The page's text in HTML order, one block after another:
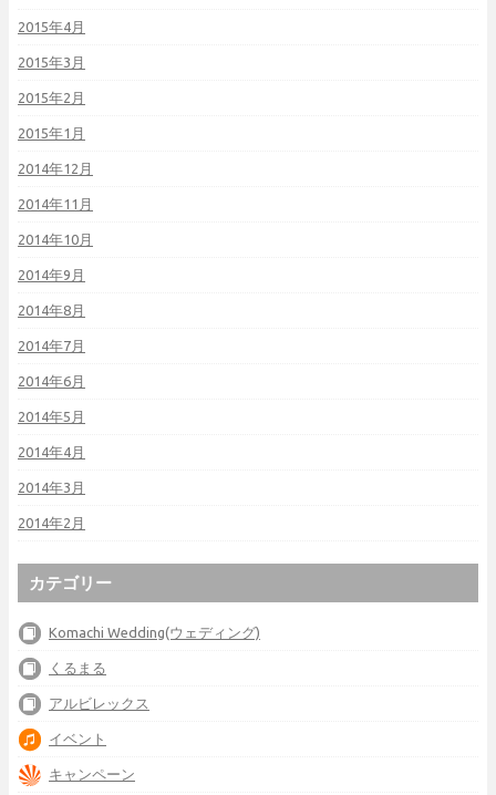
2015年4月
2015年3月
2015年2月
2015年1月
2014年12月
2014年11月
2014年10月
2014年9月
2014年8月
2014年7月
2014年6月
2014年5月
2014年4月
2014年3月
2014年2月
カテゴリー
Komachi Wedding(ウェディング)
くるまる
アルビレックス
イベント
キャンペーン